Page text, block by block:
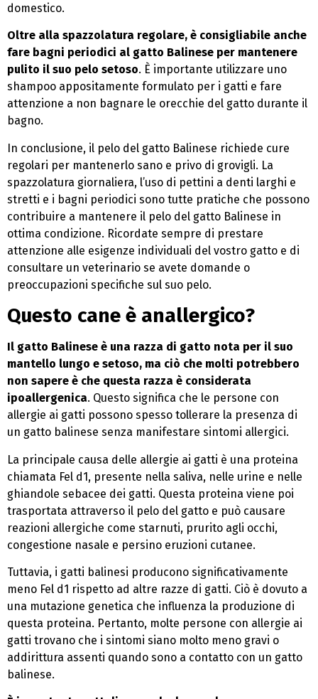
domestico.
Oltre alla spazzolatura regolare, è consigliabile anche
fare bagni periodici al gatto Balinese per mantenere
pulito il suo pelo setoso. È importante utilizzare uno
shampoo appositamente formulato per i gatti e fare
attenzione a non bagnare le orecchie del gatto durante il
bagno.
In conclusione, il pelo del gatto Balinese richiede cure
regolari per mantenerlo sano e privo di grovigli. La
spazzolatura giornaliera, l’uso di pettini a denti larghi e
stretti e i bagni periodici sono tutte pratiche che possono
contribuire a mantenere il pelo del gatto Balinese in
ottima condizione. Ricordate sempre di prestare
attenzione alle esigenze individuali del vostro gatto e di
consultare un veterinario se avete domande o
preoccupazioni specifiche sul suo pelo.
Questo cane è anallergico?
Il gatto Balinese è una razza di gatto nota per il suo
mantello lungo e setoso, ma ciò che molti potrebbero
non sapere è che questa razza è considerata
ipoallergenica. Questo significa che le persone con
allergie ai gatti possono spesso tollerare la presenza di
un gatto balinese senza manifestare sintomi allergici.
La principale causa delle allergie ai gatti è una proteina
chiamata Fel d1, presente nella saliva, nelle urine e nelle
ghiandole sebacee dei gatti. Questa proteina viene poi
trasportata attraverso il pelo del gatto e può causare
reazioni allergiche come starnuti, prurito agli occhi,
congestione nasale e persino eruzioni cutanee.
Tuttavia, i gatti balinesi producono significativamente
meno Fel d1 rispetto ad altre razze di gatti. Ciò è dovuto a
una mutazione genetica che influenza la produzione di
questa proteina. Pertanto, molte persone con allergie ai
gatti trovano che i sintomi siano molto meno gravi o
addirittura assenti quando sono a contatto con un gatto
balinese.